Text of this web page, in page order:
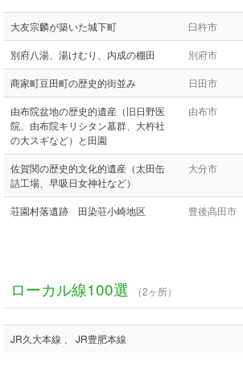
大友宗麟が築いた城下町 臼杵市
別府八湯、湯けむり、内成の棚田 別府市
商家町豆田町の歴史的街並み 日田市
由布院盆地の歴史的遺産（旧日野医
院、由布院キリシタン墓群、大杵社
の大スギなど）と田園
由布市
佐賀関の歴史的文化的遺産（太田缶
詰工場、早吸日女神社など）
大分市
荘園村落遺跡 田染荘小崎地区 豊後高田市
ローカル線100選 （2ヶ所）
JR久大本線 、 JR豊肥本線